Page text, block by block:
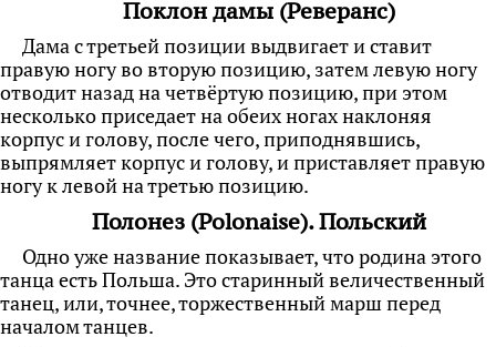
Поклон дамы (Реверанс)
Дама с третьей позиции выдвигает и ставит
правую ногу во вторую позицию, затемлевую ногу
отводит назад на четвёртую позицию, при этом
несколько приседает на обеих ногах наклоняя
корпус и голову, после чего, приподнявшись,
выпрямляет корпус и голову, и приставляет правую
ногу к левой на третью позицию.
Полонез (Polonaise). Польский
Одно уже название показывает, что родина этого
танца есть Польша. Это старинный величественный
танец, или, точнее, торжественный марш перед
началом танцев.